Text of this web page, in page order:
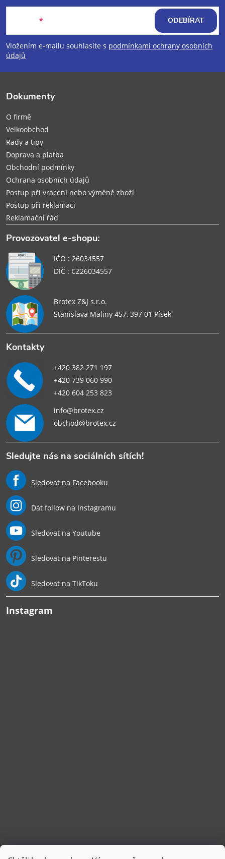
p
a
Vložením e-mailu souhlasíte s podmínkami ochrany osobních
údajů
ODEBÍRAT
Dokumenty
O firmě
Velkoobchod
Rady a tipy
Doprava a platba
Obchodní podmínky
Ochrana osobních údajů
Postup při vrácení nebo výměně zboží
Postup při reklamaci
Reklamační řád
Provozovatel e-shopu:
IČO : 26034557
DIČ : CZ26034557
Brotex Z&J s.r.o.
Stanislava Maliny 457, 397 01 Písek
Kontakty
+420 382 271 197
+420 739 060 990
+420 604 253 823
info@brotex.cz
obchod@brotex.cz
Sledujte nás na sociálních sítích!
Sledovat na Facebooku
Dát follow na Instagramu
Sledovat na Youtube
Sledovat na Pinterestu
Sledovat na TikToku
Instagram